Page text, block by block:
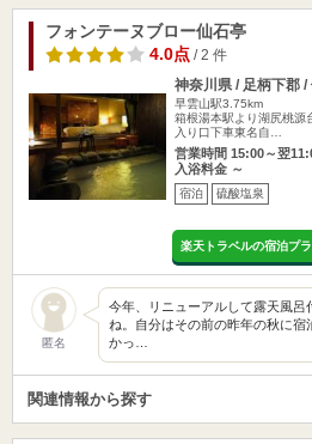
フォンテーヌブロー仙石亭
4.0点/ 2 件
神奈川県 / 足柄下郡 /
早雲山駅3.75km
箱根湯本駅より湖尻桃源
入り口下車東名自…
営業時間 15:00～翌
入浴料金 ～
宿泊 硫酸塩泉
楽天トラベルの宿泊プ
匿名
今年、リニューアルして露天風
ね。自分はその前の昨年の秋に宿
かっ…
関連情報から探す